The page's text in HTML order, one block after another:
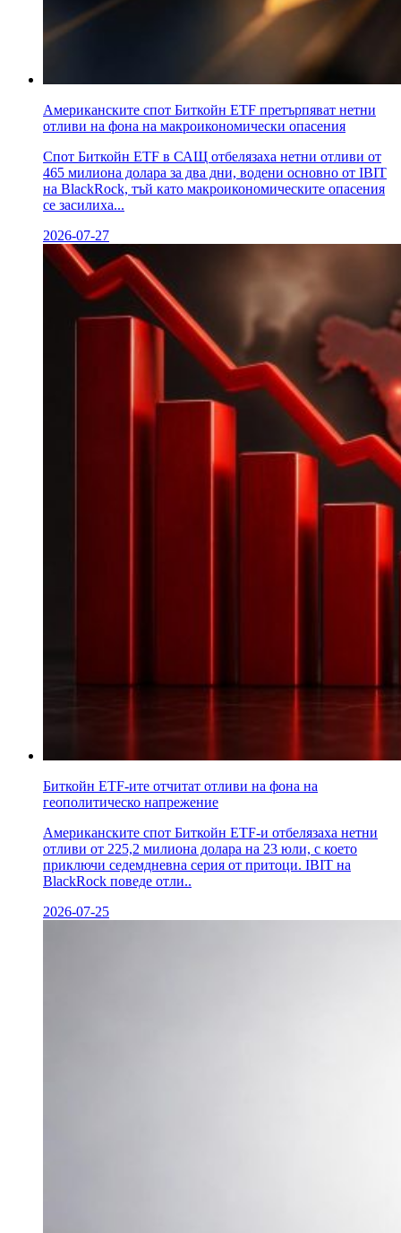
Американските спот Биткойн ETF претърпяват нетни
отливи на фона на макроикономически опасения
Спот Биткойн ETF в САЩ отбелязаха нетни отливи от
465 милиона долара за два дни, водени основно от IBIT
на BlackRock, тъй като макроикономическите опасения
се засилиха...
2026-07-27
Биткойн ETF-ите отчитат отливи на фона на
геополитическо напрежение
Американските спот Биткойн ETF-и отбелязаха нетни
отливи от 225,2 милиона долара на 23 юли, с което
приключи седемдневна серия от притоци. IBIT на
BlackRock поведе отли..
2026-07-25